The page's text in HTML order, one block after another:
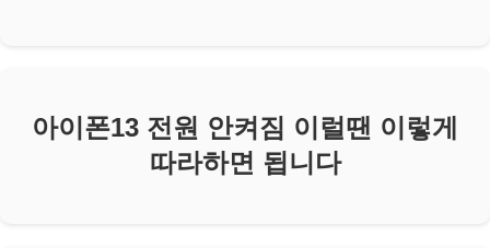
아이폰13 전원 안켜짐 이럴땐 이렇게
따라하면 됩니다